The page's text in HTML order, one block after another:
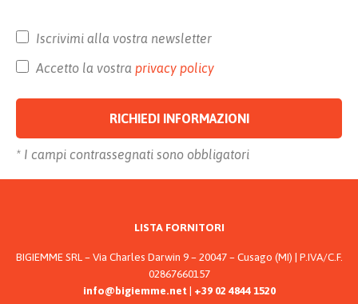
Iscrivimi alla vostra newsletter
Accetto la vostra privacy policy
* I campi contrassegnati sono obbligatori
Alternative:
LISTA FORNITORI
BIGIEMME SRL – Via Charles Darwin 9 – 20047 – Cusago (MI) | P.IVA/C.F.
02867660157
info@bigiemme.net| +39 02 4844 1520